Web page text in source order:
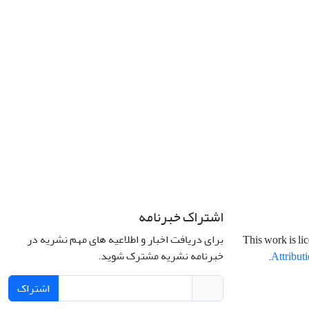
This work is
.
اشتراک خبرنامه
برای دریافت اخبار و اطلاعیه های مهم نشریه در
خبرنامه نشریه مشترک شوید.
اشتراک